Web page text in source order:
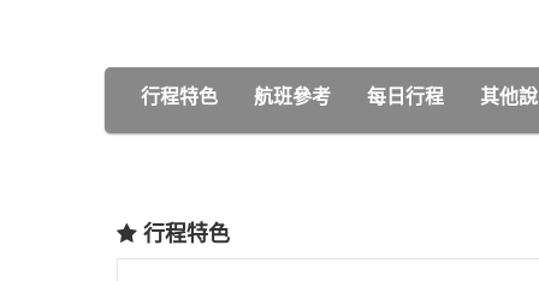
行程特色 航班參考 每日行程 其他
行程特色